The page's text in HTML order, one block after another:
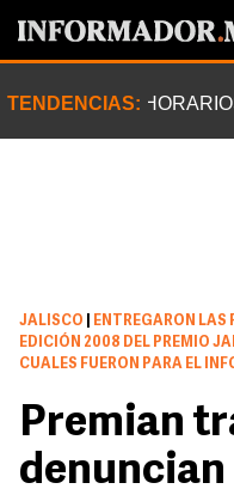
TENDENCIAS:
JALISCO
ENTREGARON LAS
EDICIÓN 2008 DEL PREMIO
CUALES FUERON PARA EL
Premian